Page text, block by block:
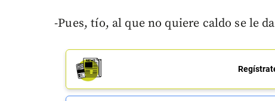
-Pues, tío, al que no quiere caldo se le